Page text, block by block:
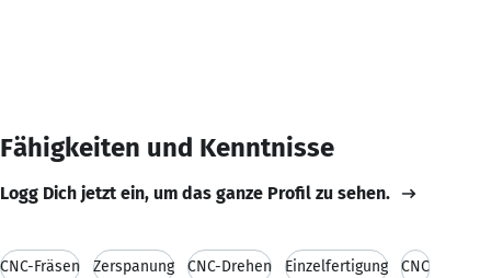
Fähigkeiten und Kenntnisse
Logg Dich jetzt ein, um das ganze Profil zu sehen.
CNC-Fräsen Zerspanung CNC-Drehen Einzelfertigung CNC